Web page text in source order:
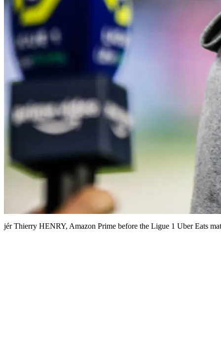
jér Thierry HENRY, Amazon Prime before the Ligue 1 Uber Eats